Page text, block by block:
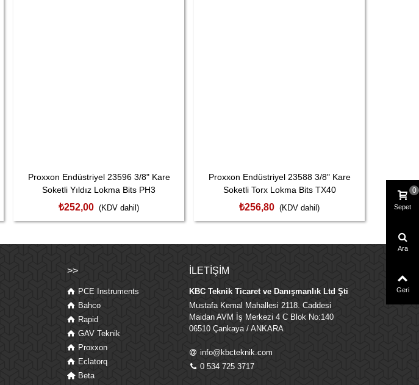
Proxxon Endüstriyel 23596 3/8" Kare
Soketli Yıldız Lokma Bits PH3
₺252,00 (KDV dahil)
Proxxon Endüstriyel 23588 3/8" Kare
Soketli Torx Lokma Bits TX40
₺256,80 (KDV dahil)
>>
PCE Instruments
Bahco
Rapid
GAV Teknik
Proxxon
Eclatorq
Beta
İLETIŞIM
KBC Teknik Ticaret ve Danışmanlık Ltd Şti
Mustafa Kemal Mahallesi 2118. Caddesi
Maidan AVM İş Merkezi 4 C Blok No:140
06510 Çankaya / ANKARA
info@kbcteknik.com
0 534 725 3717
Sepet
0
Ara
Geri